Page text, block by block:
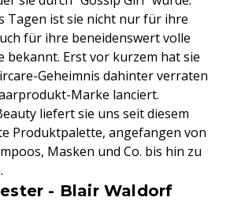
Tagen ist sie nicht nur für ihre
für ihre beneidenswert volle
bekannt. Erst vor kurzem hat sie
Geheimnis dahinter verraten
Marke lanciert.
liefert sie uns seit diesem
Produktpalette, angefangen von
Masken und Co. bis hin zu
- Blair Waldorf